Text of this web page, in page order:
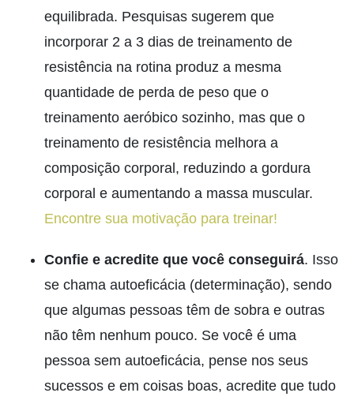
equilibrada. Pesquisas sugerem que
incorporar 2 a 3 dias de treinamento de
resistência na rotina produz a mesma
quantidade de perda de peso que o
treinamento aeróbico sozinho, mas que o
treinamento de resistência melhora a
composição corporal, reduzindo a gordura
corporal e aumentando a massa muscular.
Encontre sua motivação para treinar!
Confie e acredite que você conseguirá. Isso
se chama autoeficácia (determinação), sendo
que algumas pessoas têm de sobra e outras
não têm nenhum pouco. Se você é uma
pessoa sem autoeficácia, pense nos seus
sucessos e em coisas boas, acredite que tudo